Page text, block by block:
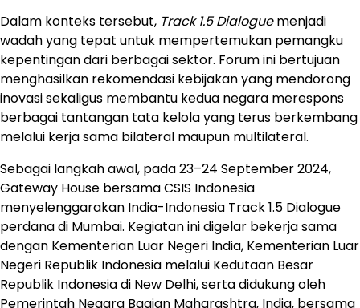
Dalam konteks tersebut, Track 1.5 Dialoguemenjadi
wadah yang tepat untuk mempertemukan pemangku
kepentingan dari berbagai sektor. Forum ini bertujuan
menghasilkan rekomendasi kebijakan yang mendorong
inovasi sekaligus membantu kedua negara merespons
berbagai tantangan tata kelola yang terus berkembang
melalui kerja sama bilateral maupun multilateral.
Sebagai langkah awal, pada 23–24 September 2024,
Gateway House bersama CSIS Indonesia
menyelenggarakan India-Indonesia Track 1.5 Dialogue
perdana di Mumbai. Kegiatan ini digelar bekerja sama
dengan Kementerian Luar Negeri India, Kementerian Luar
Negeri Republik Indonesia melalui Kedutaan Besar
Republik Indonesia di New Delhi, serta didukung oleh
Pemerintah Negara Bagian Maharashtra, India, bersama